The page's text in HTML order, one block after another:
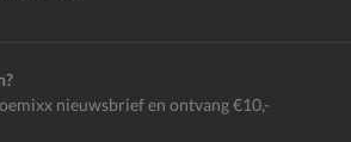
nieuwsbrief en ontvang €10,-